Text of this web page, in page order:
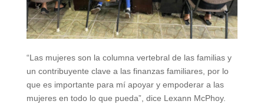
“Las mujeres son la columna vertebral de las familias y
un contribuyente clave a las finanzas familiares, por lo
que es importante para mí apoyar y empoderar a las
mujeres en todo lo que pueda”, dice Lexann McPhoy.